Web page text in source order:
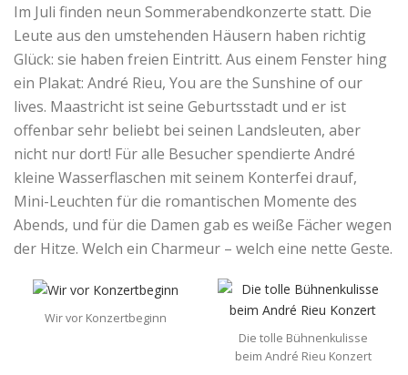
Im Juli finden neun Sommerabendkonzerte statt. Die
Leute aus den umstehenden Häusern haben richtig
Glück: sie haben freien Eintritt. Aus einem Fenster hing
ein Plakat: André Rieu, You are the Sunshine of our
lives. Maastricht ist seine Geburtsstadt und er ist
offenbar sehr beliebt bei seinen Landsleuten, aber
nicht nur dort! Für alle Besucher spendierte André
kleine Wasserflaschen mit seinem Konterfei drauf,
Mini-Leuchten für die romantischen Momente des
Abends, und für die Damen gab es weiße Fächer wegen
der Hitze. Welch ein Charmeur – welch eine nette Geste.
Wir vor Konzertbeginn
Die tolle Bühnenkulisse
beim André Rieu Konzert